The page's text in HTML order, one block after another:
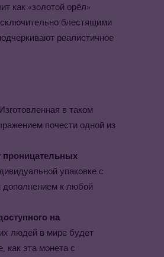
как «золотой орёл»
блестящими
реалистичное
Изготовленная в таком
почести одной из
проницательных
упаковке с
дополнением к любой
на
людей в мире будет
как эта монета с